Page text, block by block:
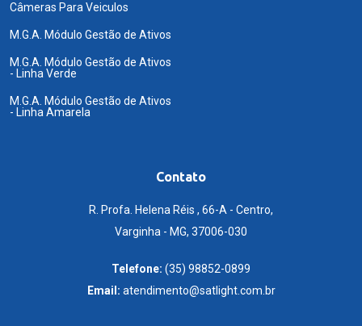
Câmeras Para Veiculos
M.G.A. Módulo Gestão de Ativos
M.G.A. Módulo Gestão de Ativos
- Linha Verde
M.G.A. Módulo Gestão de Ativos
- Linha Amarela
Contato
R. Profa. Helena Réis , 66-A - Centro,
Varginha - MG, 37006-030
Telefone: (35) 98852-0899
Email: atendimento@satlight.com.br